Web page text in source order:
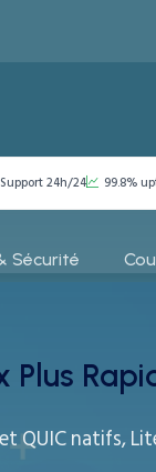
Support 24h/24 99.8%
Sécurité
natifs,